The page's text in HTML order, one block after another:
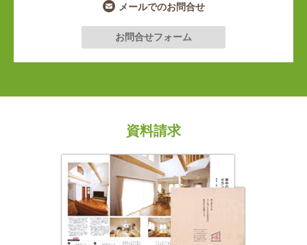
メールでのお問合せ
お問合せフォーム
資料請求